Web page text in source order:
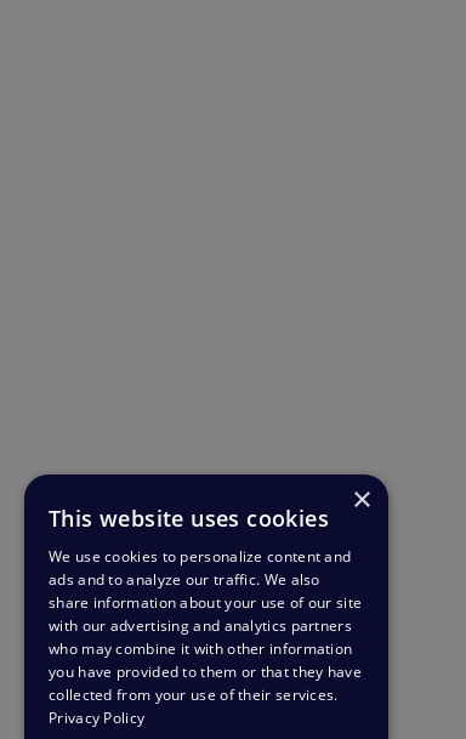
×
This website uses cookies
We use cookies to personalize content and
ads and to analyze our traffic. We also
share information about your use of our site
with our advertising and analytics partners
who may combine it with other information
you have provided to them or that they have
collected from your use of their services.
Privacy Policy